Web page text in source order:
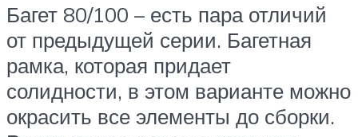
Багет 80/100 – есть пара отличий
от предыдущей серии. Багетная
рамка, которая придает
солидности, в этом варианте можно
окрасить все элементы до сборки.